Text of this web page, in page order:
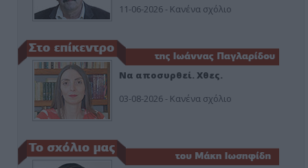
11-06-2026 - Κανένα σχόλιο
Να αποσυρθεί. Χθες.
03-08-2026 - Κανένα σχόλιο